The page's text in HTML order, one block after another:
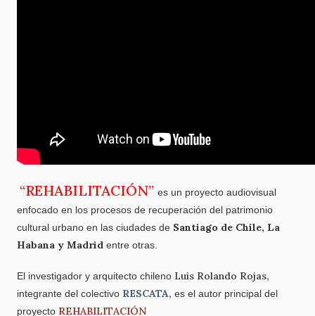
“REHABILITACIÓN” es un proyecto audiovisual
enfocado en los procesos de recuperación del patrimonio
cultural urbano en las ciudades de Santiago de Chile, La
Habana y Madrid entre otras.
El investigador y arquitecto chileno Luis Rolando Rojas,
integrante del colectivo RESCATA, es el autor principal del
proyecto REHABILITACIÓN